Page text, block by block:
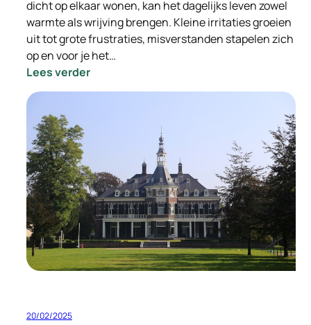
dicht op elkaar wonen, kan het dagelijks leven zowel
warmte als wrijving brengen. Kleine irritaties groeien
uit tot grote frustraties, misverstanden stapelen zich
op en voor je het…
Lees verder:
Samenleven
20/02/2025